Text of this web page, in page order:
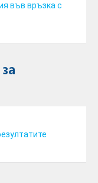
във връзка с